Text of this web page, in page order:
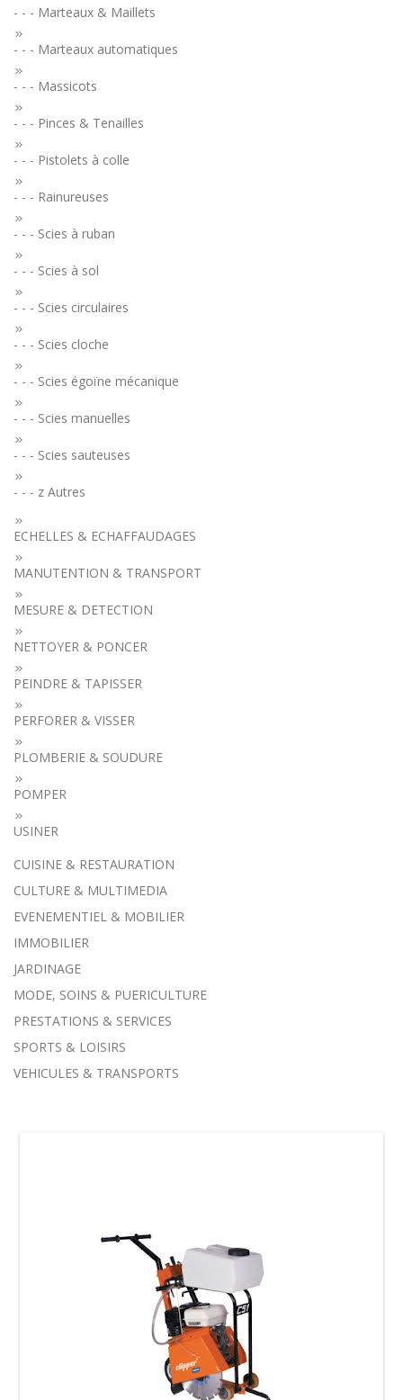
- - - Marteaux & Maillets
- - - Marteaux automatiques
- - - Massicots
- - - Pinces & Tenailles
- - - Pistolets à colle
- - - Rainureuses
- - - Scies à ruban
- - - Scies à sol
- - - Scies circulaires
- - - Scies cloche
- - - Scies égoïne mécanique
- - - Scies manuelles
- - - Scies sauteuses
- - - z Autres
ECHELLES & ECHAFFAUDAGES
MANUTENTION & TRANSPORT
MESURE & DETECTION
NETTOYER & PONCER
PEINDRE & TAPISSER
PERFORER & VISSER
PLOMBERIE & SOUDURE
POMPER
USINER
CUISINE & RESTAURATION
CULTURE & MULTIMEDIA
EVENEMENTIEL & MOBILIER
IMMOBILIER
JARDINAGE
MODE, SOINS & PUERICULTURE
PRESTATIONS & SERVICES
SPORTS & LOISIRS
VEHICULES & TRANSPORTS